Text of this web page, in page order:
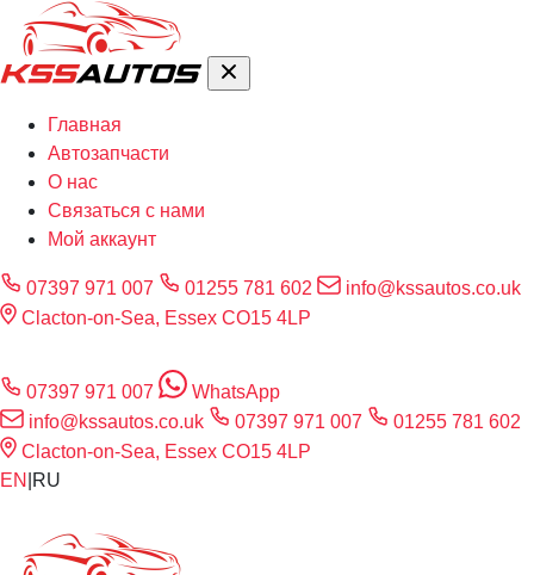
Главная
Автозапчасти
О нас
Связаться с нами
Мой аккаунт
07397 971 007 01255 781 602
info@kssautos.co.uk
Clacton-on-Sea, Essex CO15 4LP
07397 971 007
WhatsApp
info@kssautos.co.uk
07397 971 007
01255 781 602
Clacton-on-Sea, Essex CO15 4LP
EN RU